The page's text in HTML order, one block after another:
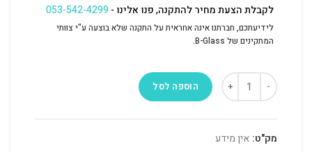
לקבלת הצעת מחיר להתקנה, פנו אלינו -053-542-4299
לידיעתכם, חברתנו אינה אחראית על התקנה שלא בוצעה ע"י צוותי
המתקינים של B-Glass.
הוספה לסל
מק"ט: אין מידע